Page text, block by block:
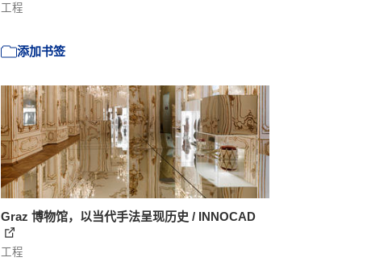
工程
添加书签
Graz 博物馆，以当代手法呈现历史 / INNOCAD
工程